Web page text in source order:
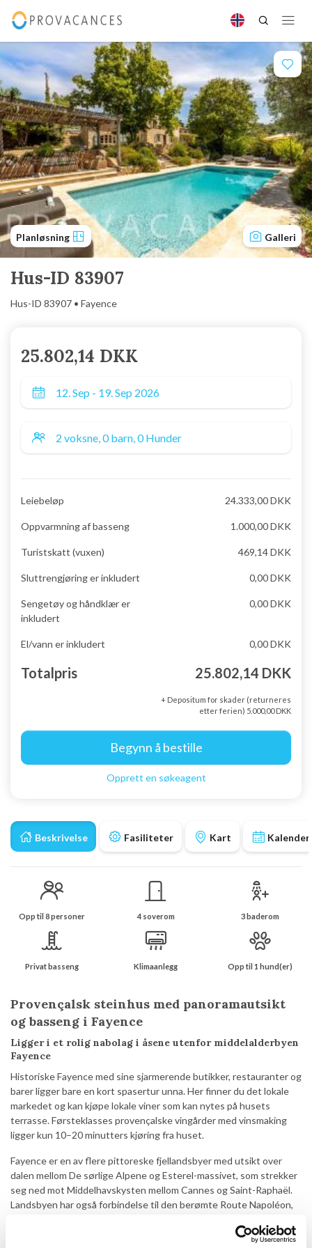
Planløsning Galleri
Hus-ID 83907
Hus-ID 83907 • Fayence
Beskrivelse Fasiliteter Kart Kalender
Opp til 8 personer 4 soverom 3 baderom
Privat basseng Klimaanlegg Opp til 1 hund(er)
Provençalsk steinhus med panoramautsikt
og basseng i Fayence
Ligger i et rolig nabolag i åsene utenfor middelalderbyen
Fayence
Historiske Fayence med sine sjarmerende butikker, restauranter og
barer ligger bare en kort spasertur unna. Her finner du det lokale
markedet og kan kjøpe lokale viner som kan nytes på husets
terrasse. Førsteklasses provençalske vingårder med vinsmaking
ligger kun 10–20 minutters kjøring fra huset.
Fayence er en av flere pittoreske fjellandsbyer med utsikt over
dalen mellom De sørlige Alpene og Esterel-massivet, som strekker
seg ned mot Middelhavskysten mellom Cannes og Saint-Raphaël.
Landsbyen har også forbindelse til den berømte Route Napoléon,
Dette vakre våningshuset fra 1800-tallet ligger fredelig til i åsene,
25.802,14 DKK
Leiebeløp 24.333,00 DKK
Oppvarmning af basseng 1.000,00 DKK
Turistskatt (vuxen) 469,14 DKK
Sluttrengjøring er inkludert 0,00 DKK
Sengetøy og håndklær er
inkludert
0,00 DKK
El/vann er inkludert 0,00 DKK
Totalpris 25.802,14 DKK
+ Depositum for skader (returneres
etter ferien) 5.000,00 DKK
Begynn å bestille
Opprett en søkeagent